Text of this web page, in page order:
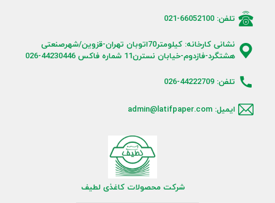
تلفن: 66052100-021
نشانی کارخانه: کیلومتر70اتوبان تهران-قزوین/شهرصنعتی
هشتگرد-فازدوم-خیابان نسترن11 شماره فاکس 44230446-026
تلفن: 44222709-026
ایمیل: admin@latifpaper.com
شرکت محصولات کاغذی لطیف